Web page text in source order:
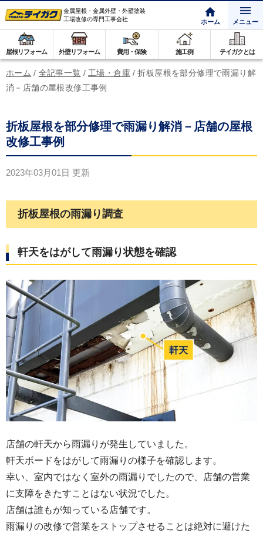
金属屋根・金属外壁・外壁塗装
工場改修の専門工事会社
ホーム メニュー
屋根リフォーム 外壁リフォーム 費用・保険 施工例 テイガクとは
ホーム / 全記事一覧 / 工場・倉庫 / 折板屋根を部分修理で雨漏り解
消－店舗の屋根改修工事例
折板屋根を部分修理で雨漏り解消－店舗の屋根
改修工事例
2023年03月01日 更新
折板屋根の雨漏り調査
軒天をはがして雨漏り状態を確認
店舗の軒天から雨漏りが発生していました。
軒天ボードをはがして雨漏りの様子を確認します。
幸い、室内ではなく室外の雨漏りでしたので、店舗の営業
に支障をきたすことはない状況でした。
店舗は誰もが知っている店舗です。
雨漏りの改修で営業をストップさせることは絶対に避けた